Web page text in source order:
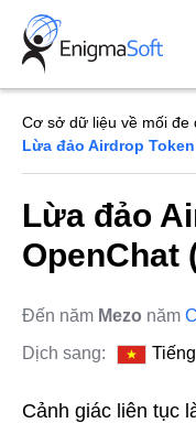
Skip
content
Cơ sở dữ liệu về mối đe
Lừa đảo Airdrop
Lừa đảo
OpenChat
Đến năm Mezo năm
Dịch sang:
Cảnh giác liên tục